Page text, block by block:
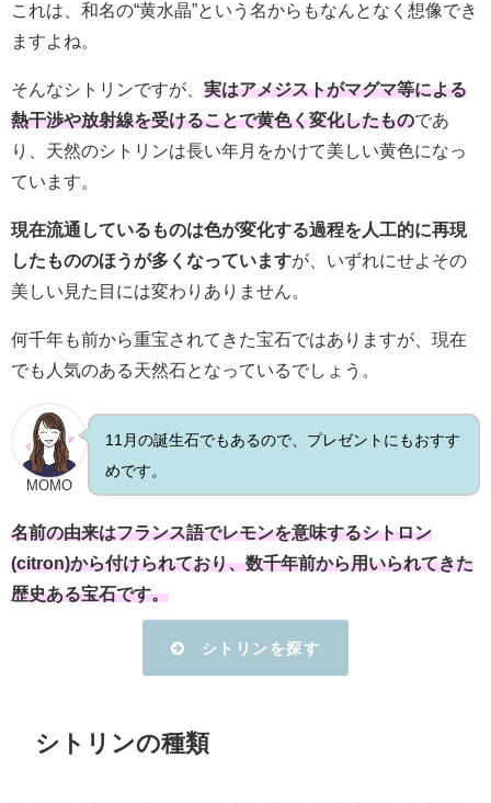
これは、和名の“黄水晶”という名からもなんとなく想像でき
ますよね。
そんなシトリンですが、 実はアメジストがマグマ等による
熱干渉や放射線を受けることで黄色く変化したものであ
り、天然のシトリンは長い年月をかけて美しい黄色になっ
ています。
現在流通しているものは色が変化する過程を人工的に再現
したもののほうが多くなっていますが、いずれにせよその
美しい見た目には変わりありません。
何千年も前から重宝されてきた宝石ではありますが、現在
でも人気のある天然石となっているでしょう。
MOMO
11月の誕生石でもあるので、プレゼントにもおすす
めです。
名前の由来はフランス語でレモンを意味するシトロン
(citron)から付けられており、数千年前から用いられてきた
歴史ある宝石です。
シトリンを探す
シトリンの種類